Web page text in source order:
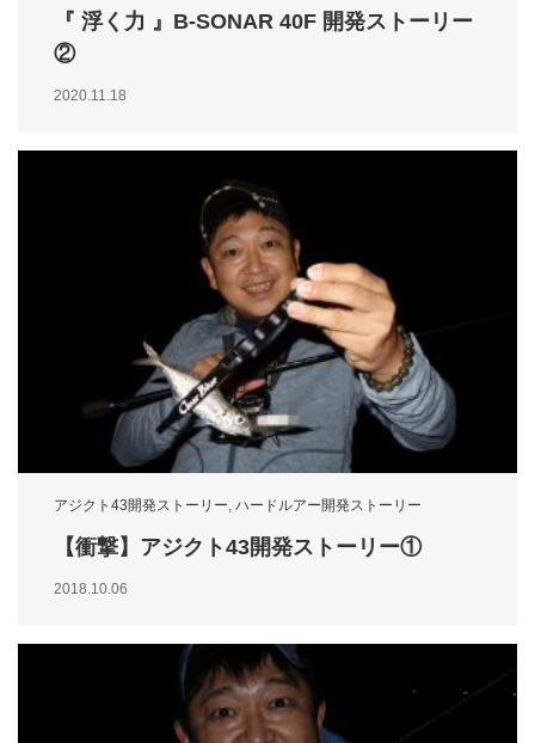
『 浮く力 』B-SONAR 40F 開発ストーリー
②
2020.11.18
アジクト43開発ストーリー ハードルアー開発ストーリー
【衝撃】アジクト43開発ストーリー①
2018.10.06